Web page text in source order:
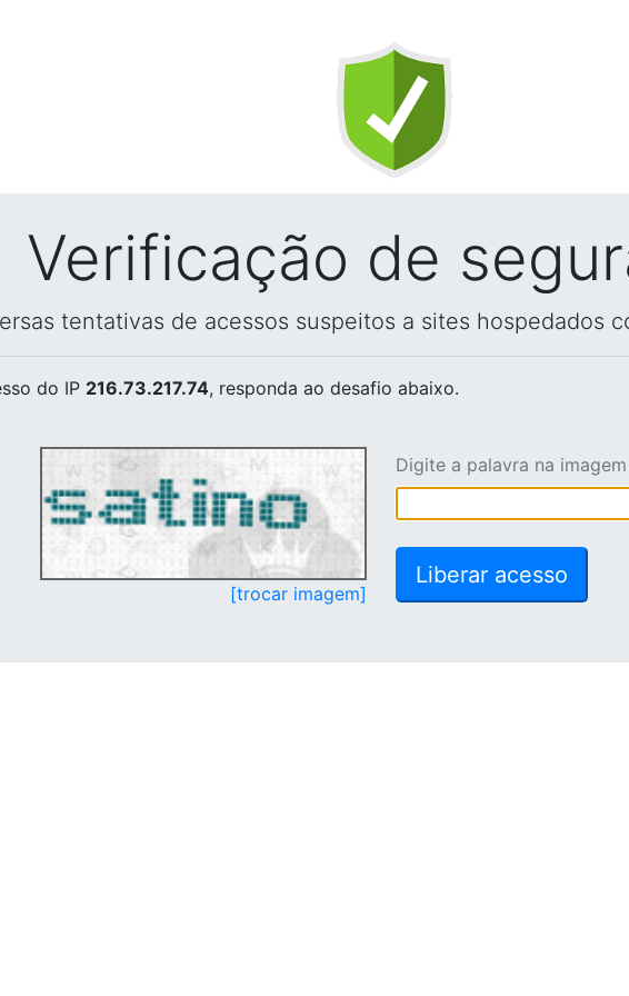
Verificação de
tentativas de acessos suspeitos a sites hospedados
do IP 216.73.217.74, responda ao desafio abaixo.
[trocar imagem]
Digite a palavra na